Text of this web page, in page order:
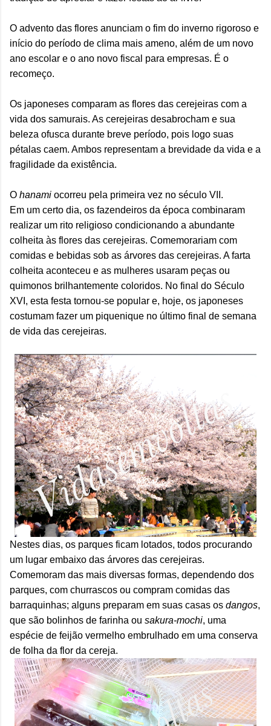
O advento das flores anunciam o fim do inverno rigoroso e
início do período de clima mais ameno, além de um novo
ano escolar e o ano novo fiscal para empresas. É o
recomeço.
Os japoneses comparam as flores das cerejeiras com a
vida dos samurais. As cerejeiras desabrocham e sua
beleza ofusca durante breve período, pois logo suas
pétalas caem. Ambos representam a brevidade da vida e a
fragilidade da existência.
O hanami ocorreu pela primeira vez no século VII.
Em um certo dia, os fazendeiros da época combinaram
realizar um rito religioso condicionando a abundante
colheita às flores das cerejeiras. Comemorariam com
comidas e bebidas sob as árvores das cerejeiras. A farta
colheita aconteceu e as mulheres usaram peças ou
quimonos brilhantemente coloridos. No final do Século
XVI, esta festa tornou-se popular e, hoje, os japoneses
costumam fazer um piquenique no último final de semana
de vida das cerejeiras.
Nestes dias, os parques ficam lotados, todos procurando
um lugar embaixo das árvores das cerejeiras.
Comemoram das mais diversas formas, dependendo dos
parques, com churrascos ou compram comidas das
barraquinhas; alguns preparam em suas casas os dangos,
que são bolinhos de farinha ou sakura-mochi, uma
espécie de feijão vermelho embrulhado em uma conserva
de folha da flor da cereja.